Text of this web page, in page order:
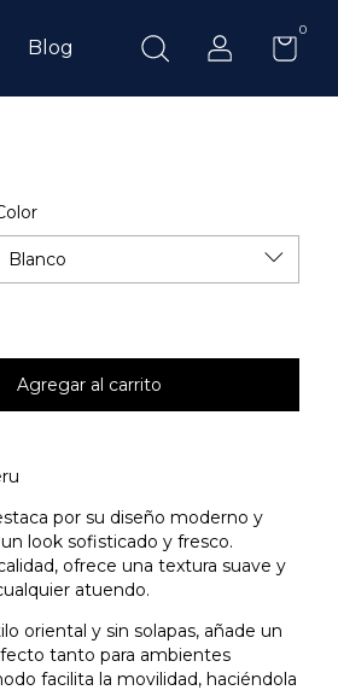
Blog
0
por su diseño moderno y
look sofisticado y fresco.
ofrece una textura suave y
atuendo.
oriental y sin solapas, añade un
tanto para ambientes
facilita la movilidad, haciéndola